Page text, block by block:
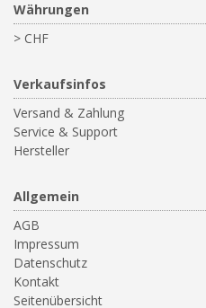
Währungen
> CHF
Verkaufsinfos
Versand & Zahlung
Service & Support
Hersteller
Allgemein
AGB
Impressum
Datenschutz
Kontakt
Seitenübersicht